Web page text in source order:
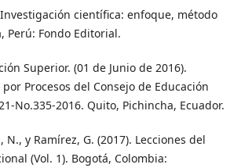
científica: enfoque, método
Perú: Fondo Editorial.
Superior. (01 de Junio de 2016).
Procesos del Consejo de Educación
No.335-2016. Quito, Pichincha, Ecuador.
N., y Ramírez, G. (2017). Lecciones del
(Vol. 1). Bogotá, Colombia: